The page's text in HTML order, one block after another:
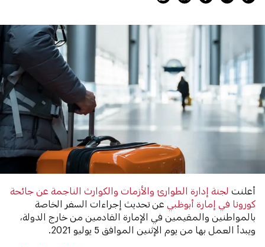
أعلنت لجنة إدارة الطوارئ والأزمات والكوارث الناجمة عن جائحة
‫كورونا في إمارة أبوظبي عن تحديث إجراءات السفر الخاصة
بالمواطنين والمقيمين في الإمارة القادمين من خارج الدولة،
ويبدأ العمل بها من يوم الإثنين الموافق 5 يوليو 2021.‬‬‬‬‬‬‬‬‬‬‬